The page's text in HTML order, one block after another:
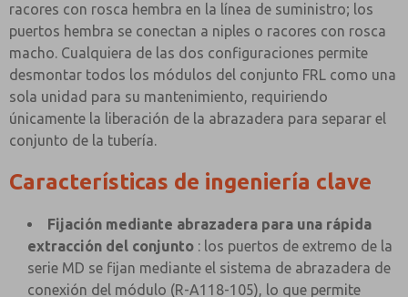
racores con rosca hembra en la línea de suministro; los
puertos hembra se conectan a niples o racores con rosca
macho. Cualquiera de las dos configuraciones permite
desmontar todos los módulos del conjunto FRL como una
sola unidad para su mantenimiento, requiriendo
únicamente la liberación de la abrazadera para separar el
conjunto de la tubería.
Características de ingeniería clave
Fijación mediante abrazadera para una rápida
extracción del conjunto : los puertos de extremo de la
serie MD se fijan mediante el sistema de abrazadera de
conexión del módulo (R-A118-105), lo que permite